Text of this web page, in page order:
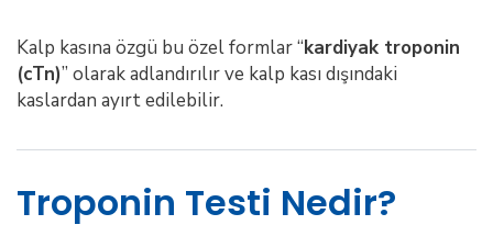
Kalp kasına özgü bu özel formlar “kardiyak troponin
(cTn)” olarak adlandırılır ve kalp kası dışındaki
kaslardan ayırt edilebilir.
Troponin Testi Nedir?